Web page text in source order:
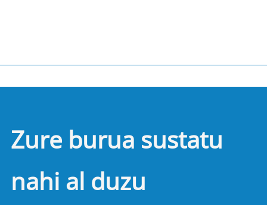
Zure burua sustatu
nahi al duzu